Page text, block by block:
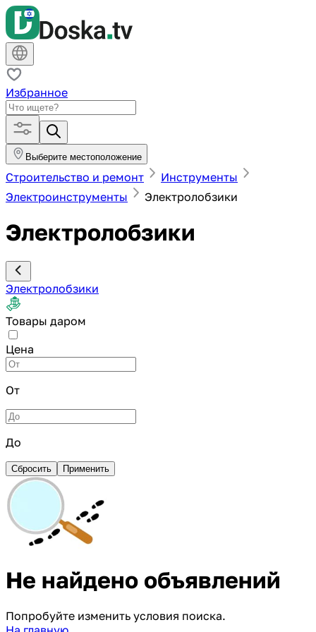
Избранное
Выберите местоположение
Строительство и ремонт
Инструменты
Электроинструменты
Электролобзики
Электролобзики
Электролобзики
Товары даром
Цена
От
До
Сбросить Применить
Не найдено объявлений
Попробуйте изменить условия поиска.